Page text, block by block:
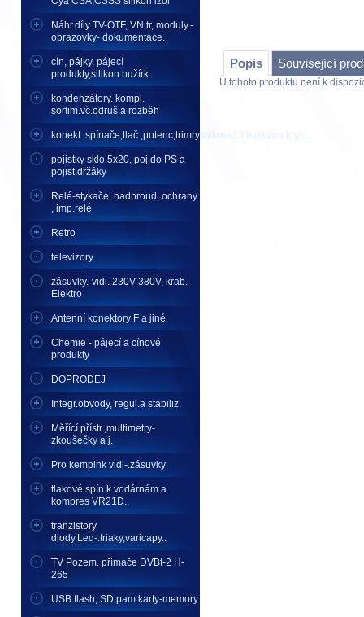
Náhr.díly TV-OTF, VN tr,.moduly.-
obrazovky- dokumentace.
cín, pájky, pájecí
produkty,silikon.bužírk.
kondenzátory. kompl.
sortim.vč.odruš.a rozběh
konekt..spínače,tlač.,potenc,trimry,mikrosp,filtry,rezon.kryst..
pojistky sklo 5x20, poj.do PS a
pojist.držáky
Relé-stykače, nadproud. ochrany
, imp.relé
Retro
televizory
zásuvky.-vidl. 230V-380V, krab.-
Elektro
Antenní konektory F a jiné
Chemie - pájecí a cínové
produkty
DOPRODEJ
Integr.obvody, regul.a stabiliz.
Měřící přístr.,multimetry-
zkoušečky a j.
Pro kempink vidl-.zásuvky
tlakové spín k vodárnám a
kompres VR21D..
tranzistory
diody.Led-.triaky,varicapy..
TV Pozem. přímače DVBt-2 H-
265-
USB flash, SD pam.karty-memory
Popis Související
U tohoto produktu není k